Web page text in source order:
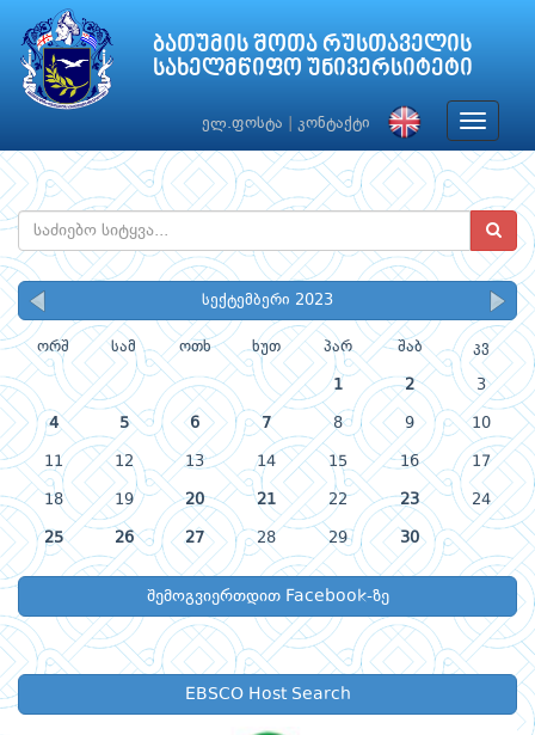
ბათუმის შოთა რუსთაველის
სახელმწიფო უნივერსიტეტი
ელ.ფოსტა კონტაქტი
Toggle
სექტემბერი 2023
ორშ სამ ოთხ ხუთ პარ შაბ კვ
1 2 3
4 5 6 7 8 9 10
11 12 13 14 15 16 17
18 19 20 21 22 23 24
25 26 27 28 29 30
შემოგვიერთდით Facebook-ზე
EBSCO Host Search